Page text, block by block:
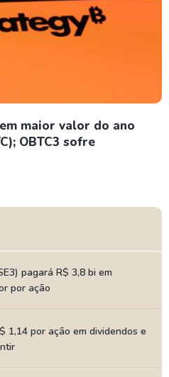
maior valor do ano
OBTC3 sofre
pagará R$ 3,8 bi em
por ação
1,14 por ação em dividendos e